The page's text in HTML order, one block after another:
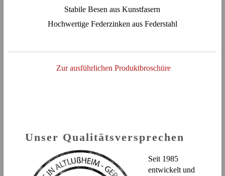
Stabile Besen aus Kunstfasern
Hochwertige Federzinken aus Federstahl
Zur ausführlichen Produktbroschüre
Unser Qualitätsversprechen
Seit 1985
entwickelt und